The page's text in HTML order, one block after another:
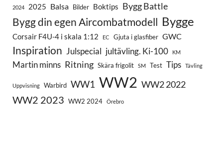
2024 2025 Balsa Bilder Boktips Bygg Battle
Bygg din egen Aircombatmodell Bygge
Corsair F4U-4 i skala 1:12 EC Gjuta i glasfiber GWC
Inspiration Julspecial jultävling. Ki-100 KM
Martin minns Ritning Skära frigolit SM Test Tips Tävling
Uppvisning Warbird WW1 WW2 WW2 2022
WW2 2023 WW2 2024 Örebro